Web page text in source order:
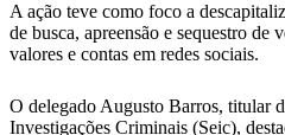
A ação teve como foco a
de busca, apreensão e sequestro de
valores e contas em redes sociais.
O delegado Augusto Barros, titular
Investigações Criminais (Seic),